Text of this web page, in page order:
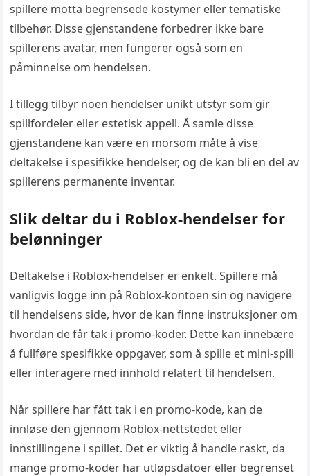
spillere motta begrensede kostymer eller tematiske
tilbehør. Disse gjenstandene forbedrer ikke bare
spillerens avatar, men fungerer også som en
påminnelse om hendelsen.
I tillegg tilbyr noen hendelser unikt utstyr som gir
spillfordeler eller estetisk appell. Å samle disse
gjenstandene kan være en morsom måte å vise
deltakelse i spesifikke hendelser, og de kan bli en del av
spillerens permanente inventar.
Slik deltar du i Roblox-hendelser for
belønninger
Deltakelse i Roblox-hendelser er enkelt. Spillere må
vanligvis logge inn på Roblox-kontoen sin og navigere
til hendelsens side, hvor de kan finne instruksjoner om
hvordan de får tak i promo-koder. Dette kan innebære
å fullføre spesifikke oppgaver, som å spille et mini-spill
eller interagere med innhold relatert til hendelsen.
Når spillere har fått tak i en promo-kode, kan de
innløse den gjennom Roblox-nettstedet eller
innstillingene i spillet. Det er viktig å handle raskt, da
mange promo-koder har utløpsdatoer eller begrenset